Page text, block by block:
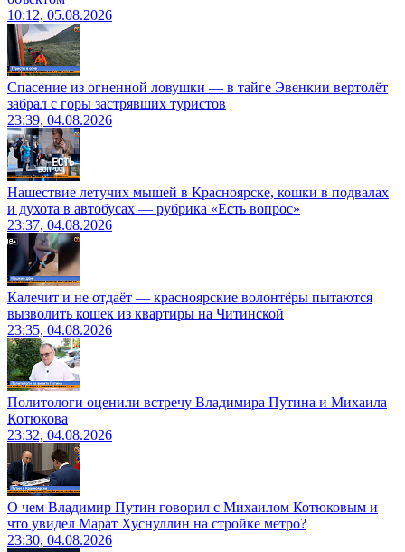
10:12, 05.08.2026
Спасение из огненной ловушки — в тайге Эвенкии вертолёт
забрал с горы застрявших туристов
23:39, 04.08.2026
Нашествие летучих мышей в Красноярске, кошки в подвалах
и духота в автобусах — рубрика «Есть вопрос»
23:37, 04.08.2026
Калечит и не отдаёт — красноярские волонтёры пытаются
вызволить кошек из квартиры на Читинской
23:35, 04.08.2026
Политологи оценили встречу Владимира Путина и Михаила
Котюкова
23:32, 04.08.2026
О чем Владимир Путин говорил с Михаилом Котюковым и
что увидел Марат Хуснуллин на стройке метро?
23:30, 04.08.2026